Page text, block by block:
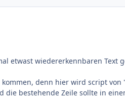
etwast wiedererkennbaren Text
denn hier wird script
bestehende Zeile sollte in